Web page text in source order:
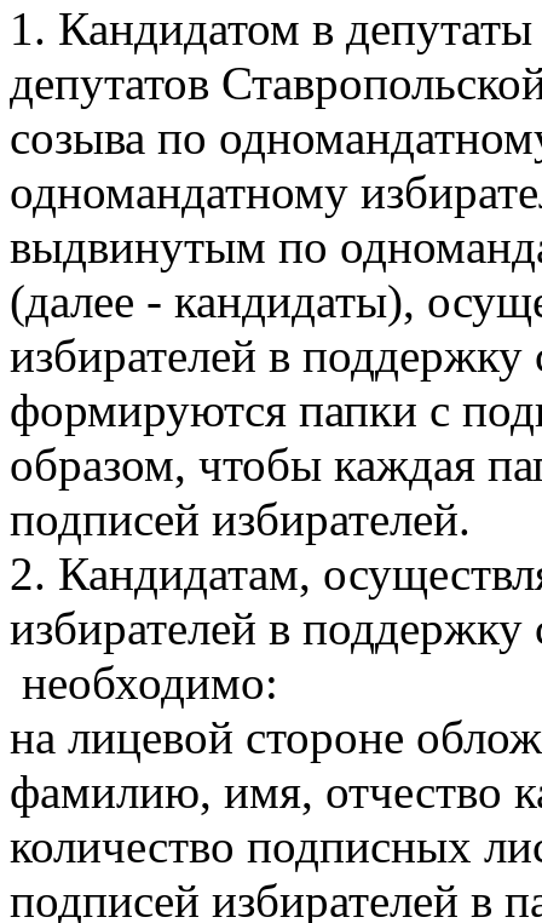
1. Кандидатом в
депутатов
созыва по
одномандатному
выдвинутым по
(далее - кандидаты),
избирателей в
формируются папки с
образом, чтобы каждая
подписей избирателей.
2. Кандидатам,
избирателей в
необходимо:
на лицевой стороне
фамилию, имя, отчество
количество подписных
подписей избирателей в